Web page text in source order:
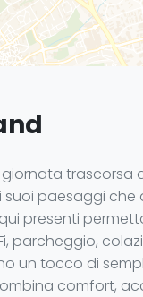
trascorsa
paesaggi che
presenti
un tocco di
comfort,